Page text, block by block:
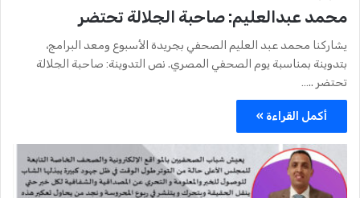
محمد عبدالعليم: صاحبة الجلالة تحتضر
يشاركنا محمد عبد العليم الصحفي بجريدة الأسبوع ومعد البرامج،
بتدوينة بمناسبة يوم الصحفي المصري. نص التدوينة: صاحبة الجلالة
تحتضر ..…
أكمل القراءة »